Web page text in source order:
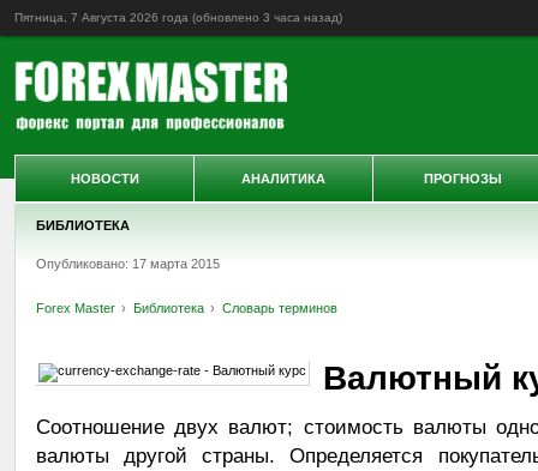
Пятница, 7 Августа 2026 года (обновлено 3 часа назад)
БИБЛИОТЕКА
Опубликовано: 17 марта 2015
Forex Master Библиотека Словарь терминов
Валютный
Соотношение двух валют; стоимость валюты
валюты другой страны. Определяется
НОВОСТИ АНАЛИТИКА ПРОГНОЗЫ